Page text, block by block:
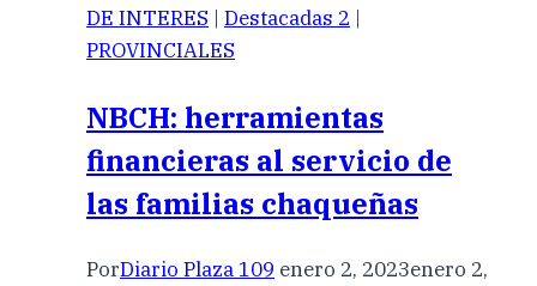
DE INTERES | Destacadas 2 |
PROVINCIALES
NBCH: herramientas
financieras al servicio de
las familias chaqueñas
PorDiario Plaza 109 enero 2, 2023enero 2,